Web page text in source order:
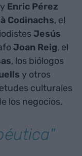
y Enric Pérez
Codinachs, el
Jesús
Joan Reig, el
, los biólogos
y otros
culturales
los negocios.